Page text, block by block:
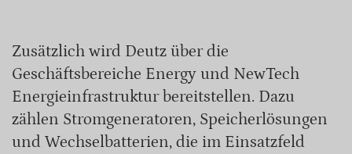
Zusätzlich wird Deutz über die
Geschäftsbereiche Energy und NewTech
Energieinfrastruktur bereitstellen. Dazu
zählen Stromgeneratoren, Speicherlösungen
und Wechselbatterien, die im Einsatzfeld